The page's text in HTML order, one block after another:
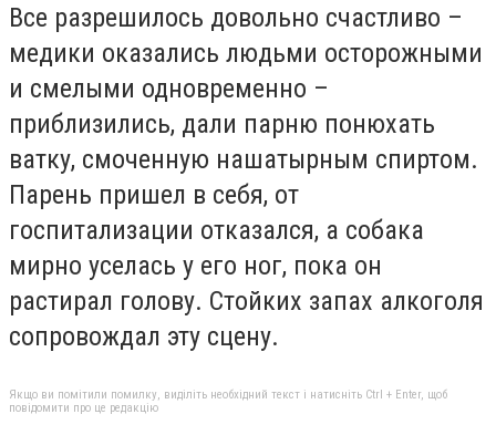
Все разрешилось довольно счастливо –
медики оказались людьми осторожными
и смелыми одновременно –
приблизились, дали парню понюхать
ватку, смоченную нашатырным спиртом.
Парень пришел в себя, от
госпитализации отказался, а собака
мирно уселась у его ног, пока он
растирал голову. Стойких запах алкоголя
сопровождал эту сцену.
Якщо ви помітили помилку, виділіть необхідний текст і натисніть Ctrl + Enter, щоб
повідомити про це редакцію